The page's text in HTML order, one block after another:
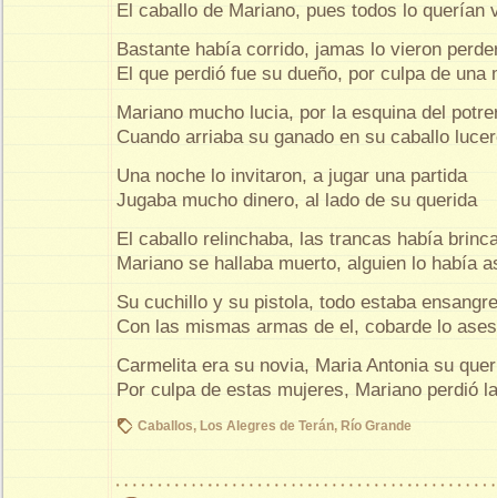
El caballo de Mariano, pues todos lo querían
Bastante había corrido, jamas lo vieron
El que perdió fue su dueño, por culpa de una
Mariano mucho lucia, por la esquina del
Cuando arriaba su ganado en su caballo
Una noche lo invitaron, a jugar una partida
Jugaba mucho dinero, al lado de su querida
El caballo relinchaba, las trancas había
Mariano se hallaba muerto, alguien lo había
Su cuchillo y su pistola, todo estaba
Con las mismas armas de el, cobarde lo
Carmelita era su novia, Maria Antonia su
Por culpa de estas mujeres, Mariano perdió
Caballos, Los Alegres de Terán, Río Grande